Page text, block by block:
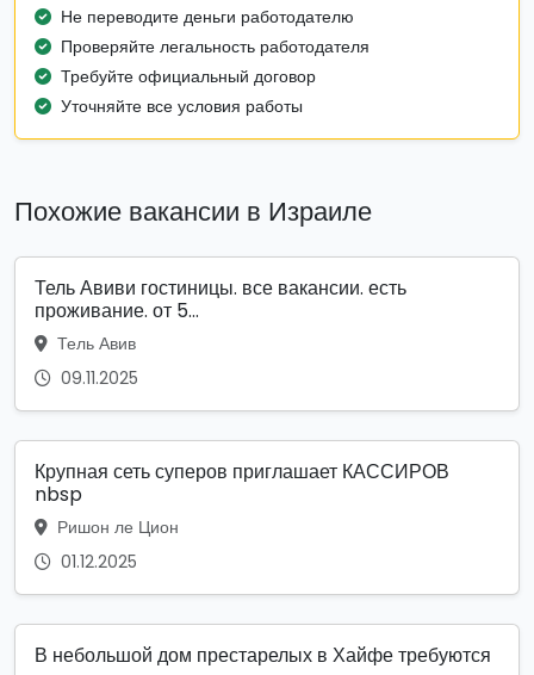
Не переводите деньги работодателю
Проверяйте легальность работодателя
Требуйте официальный договор
Уточняйте все условия работы
Похожие вакансии в Израиле
Тель Авиви гостиницы. все вакансии. есть
проживание. от 5...
Тель Авив
09.11.2025
Крупная сеть суперов приглашает КАССИРОВ
nbsp
Ришон ле Цион
01.12.2025
В небольшой дом престарелых в Хайфе требуются